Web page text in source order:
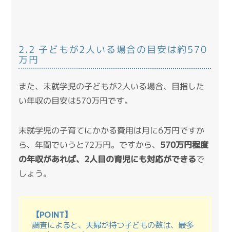
2.2 子どもが2人いる場合の目安は約570
万円
また、未就学児の子どもが2人いる場合、目指した
い年収の目安は570万円です。
未就学児の子育てにかかる費用は月に6万円ですか
ら、年間でいうと72万円。ですから、 570万円程度
の年収があれば、2人目の育児にも対応ができるで
しょう。
【POINT】
調査によると、夫婦が持つ子どもの数は、最多